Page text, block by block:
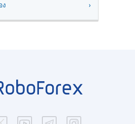
ง